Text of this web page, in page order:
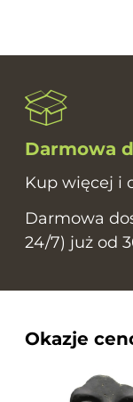
Darmowa
Kup więcej i
Darmowa
24/7) już od
Okazje